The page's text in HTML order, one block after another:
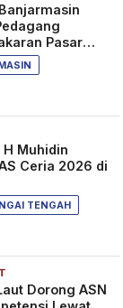
Pasar
Muhidin
Ceria 2026 di
TENGAH
Dorong ASN